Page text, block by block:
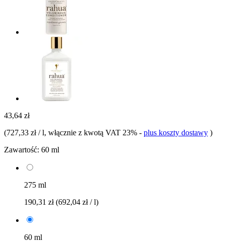
43,64 zł
(727,33 zł / l, włącznie z kwotą VAT 23% - plus koszty dostawy )
Zawartość: 60 ml
275 ml
190,31 zł(692,04 zł / l)
60 ml